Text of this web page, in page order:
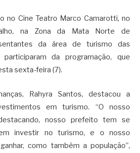
no Cine Teatro Marco Camarotti, no
na Zona da Mata Norte de
da área de turismo das
da programação, que
sexta-feira (7).
Rahyra Santos, destacou a
em turismo. “O nosso
nosso prefeito tem se
investir no turismo, e o nosso
como também a população”,